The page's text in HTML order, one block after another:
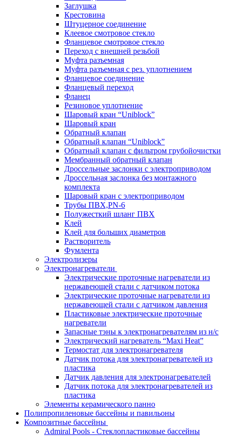
Заглушка
Крестовина
Штуцерное соединение
Клеевое смотровое стекло
Фланцевое смотровое стекло
Переход с внешней резьбой
Муфта разъемная
Муфта разъемная с рез. уплотнением
Фланцевое соединение
Фланцевый переход
Фланец
Резиновое уплотнение
Шаровый кран “Uniblock”
Шаровый кран
Обратный клапан
Обратный клапан “Uniblock”
Обратный клапан с фильтром грубойочистки
Мембранный обратный клапан
Дроссельные заслонки с электроприводом
Дроссельная заслонка без монтажного
комплекта
Шаровый кран с электроприводом
Трубы ПВХ,PN-6
Полужесткий шланг ПВХ
Клей
Клей для больших диаметров
Растворитель
Фумлента
Электролизеры
Электронагреватели
Электрические проточные нагреватели из
нержавеющей стали с датчиком потока
Электрические проточные нагреватели из
нержавеющей стали с датчиком давления
Пластиковые электрические проточные
нагреватели
Запасные тэны к электронагревателям из н/с
Электрический нагреватель “Maxi Heat”
Термостат для электронагревателя
Датчик потока для электронагревателей из
пластика
Датчик давления для электронагревателей
Датчик потока для электронагревателей из
пластика
Элементы керамического панно
Полипропиленовые бассейны и павильоны
Композитные бассейны
Admiral Pools - Стеклопластиковые бассейны